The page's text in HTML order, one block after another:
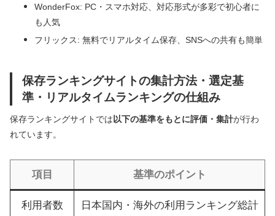
WonderFox: PC・スマホ対応、対応形式が多彩で初心者に
も人気
フリックス: 無料でリアルタイム保存、SNSへの共有も簡単
保存ランキングサイトの集計方法・選定基
準・リアルタイムランキングの仕組み
保存ランキングサイトでは 以下の基準をもとに評価・集計が行わ
れています。
項目 基準のポイント
利用者数 日本国内・海外の利用ランキング総計